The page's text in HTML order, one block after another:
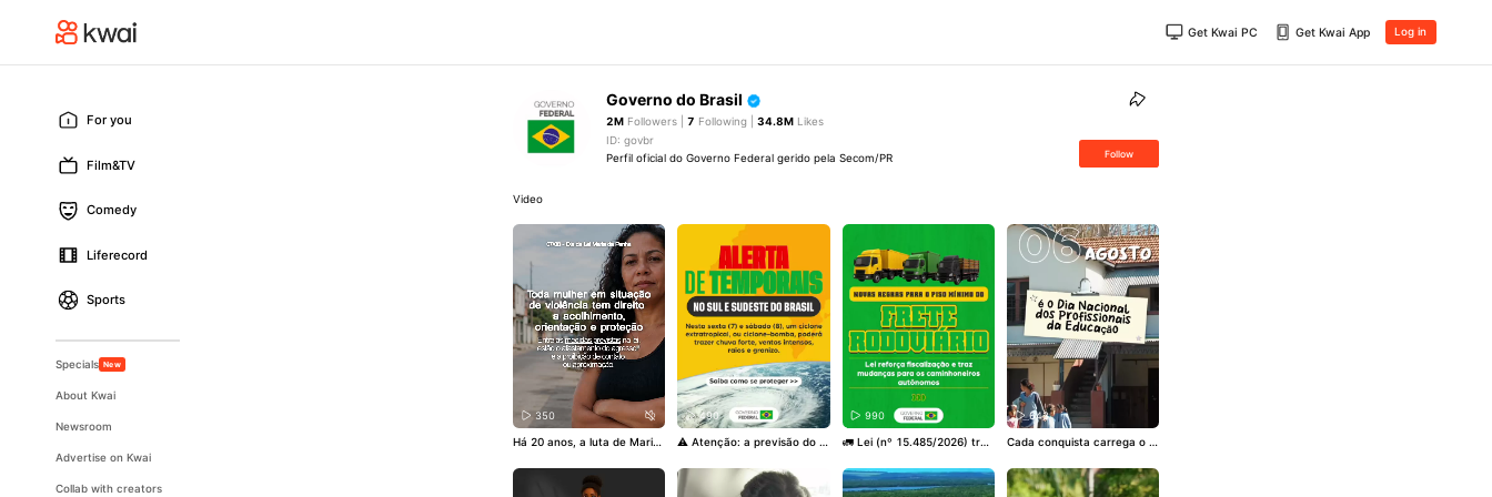
Get Kwai PC Get Kwai App Log in
For you
Film&TV
Comedy
Liferecord
Sports
Specials New
About Kwai
Newsroom
Advertise on Kwai
Collab with creators
Governo do Brasil
2M Followers |7 Following |34.8M Likes
ID: govbr
Perfil oficial do Governo Federal gerido pela Secom/PR
Follow
Video
350
Há 20 anos, a luta de Maria
me a uma lei que mudou a f
orma como o Brasil enfrenta
490
⚠️ Atenção: a previsão do t
ais na Região Sul e também
no Sudeste. Confira os detal
990
🚛 Lei (nº 15.485/2026) traz
os autônomos e reforça as r
egras de fiscalização do pis
643
Cada conquista carrega o tr
a e orienta. 📚✨ Hoje, 6 de a
gosto, é o Dia Nacional dos